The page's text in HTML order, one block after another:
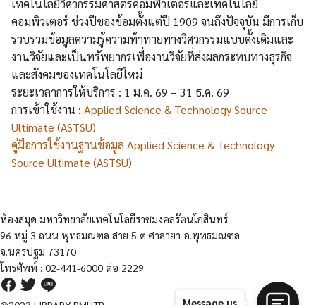
เทคโนโลยีวิศวกรรมศาสตร์คอมพิวเตอร์และเทคโนโลยี
คอมพิวเตอร์ ช่วงปีของข้อมตั้งแต่ปี 1909 จนถึงปัจจุบัน มีการเก็บ
รวบรวมข้อมูลความรู้ความท้าทายทางวิศวกรรมแบบดั้งเดิมและ
งานวิจัยและเป็นทรัพยากรเพื่องานวิจัยที่ส่งผลกระทบทางธุรกิจ
และสังคมของเทคโนโลยีใหม่
ระยะเวลาการให้บริการ : 1 ม.ค. 69 – 31 ธ.ค. 69
การเข้าใช้งาน : Applied Science & Technology Source
Ultimate (ASTSU)
คู่มือการใช้งานฐานข้อมูล Applied Science & Technology
Source Ultimate (ASTSU)
ห้องสมุด มหาวิทยาลัยเทคโนโลยีราชมงคลรัตนโกสินทร์
96 หมู่ 3 ถนน พุทธมณฑล สาย 5 ต.ศาลายา อ.พุทธมณฑล
จ.นครปฐม 73170
โทรศัพท์ : 02-441-6000 ต่อ 2229